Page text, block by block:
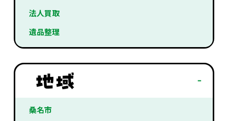
法人買取
遺品整理
桑名市